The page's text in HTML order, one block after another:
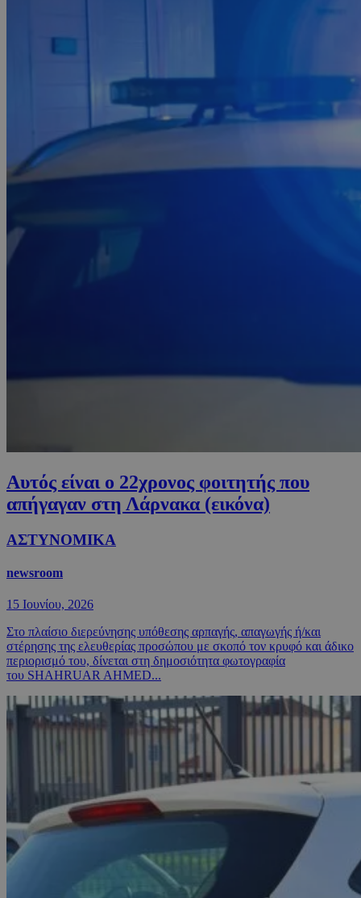
Αυτός είναι ο 22χρονος φοιτητής που
απήγαγαν στη Λάρνακα (εικόνα)
ΑΣΤΥΝΟΜΙΚΑ
newsroom
15 Ιουνίου, 2026
Στο πλαίσιο διερεύνησης υπόθεσης αρπαγής, απαγωγής ή/και
στέρησης της ελευθερίας προσώπου με σκοπό τον κρυφό και άδικο
περιορισμό του, δίνεται στη δημοσιότητα φωτογραφία
του SHAHRUAR AHMED...